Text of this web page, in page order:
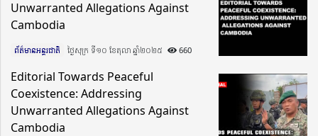
Unwarranted Allegations Against
Cambodia
ព័ត៌មានអន្តរជាតិ ថ្ងៃសុក្រ ទី១០ ខែតុលា ឆ្នាំ២០២៥​ 660
Editorial Towards Peaceful
Coexistence: Addressing
Unwarranted Allegations Against
Cambodia